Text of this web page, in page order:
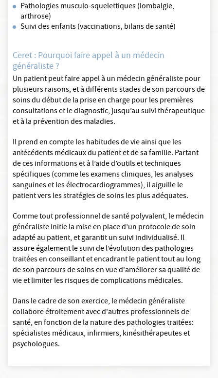
Pathologies musculo-squelettiques (lombalgie,
arthrose)
Suivi des enfants (vaccinations, bilans de santé)
Ceret : Pourquoi faire appel à un médecin
généraliste ?
Un patient peut faire appel à un médecin généraliste pour
plusieurs raisons, et à différents stades de son parcours de
soins du début de la prise en charge pour les premières
consultations et le diagnostic, jusqu’au suivi thérapeutique
et à la prévention des maladies.
Il prend en compte les habitudes de vie ainsi que les
antécédents médicaux du patient et de sa famille. Partant
de ces informations et à l’aide d’outils et techniques
spécifiques (comme les examens cliniques, les analyses
sanguines et les électrocardiogrammes), il aiguille le
patient vers les stratégies de soins les plus adéquates.
Comme tout professionnel de santé polyvalent, le médecin
généraliste initie la mise en place d’un protocole de soin
adapté au patient, et garantit un suivi individualisé. Il
assure également le suivi de l’évolution des pathologies
traitées en conseillant et encadrant le patient tout au long
de son parcours de soins en vue d'améliorer sa qualité de
vie et limiter les risques de complications médicales.
Dans le cadre de son exercice, le médecin généraliste
collabore étroitement avec d'autres professionnels de
santé, en fonction de la nature des pathologies traitées:
spécialistes médicaux, infirmiers, kinésithérapeutes et
psychologues.